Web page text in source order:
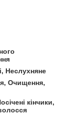
Неслухняне
Очищення,
кінчики,